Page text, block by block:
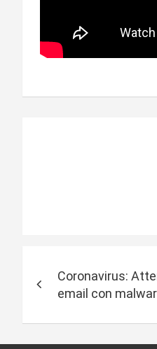
v
Coronavirus:
email con